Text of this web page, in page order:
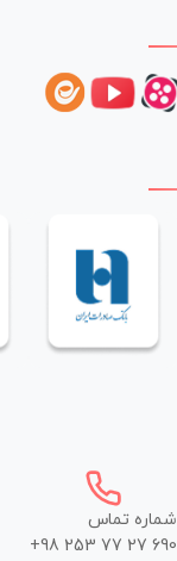
شماره تماس
+98 253 77 27 690